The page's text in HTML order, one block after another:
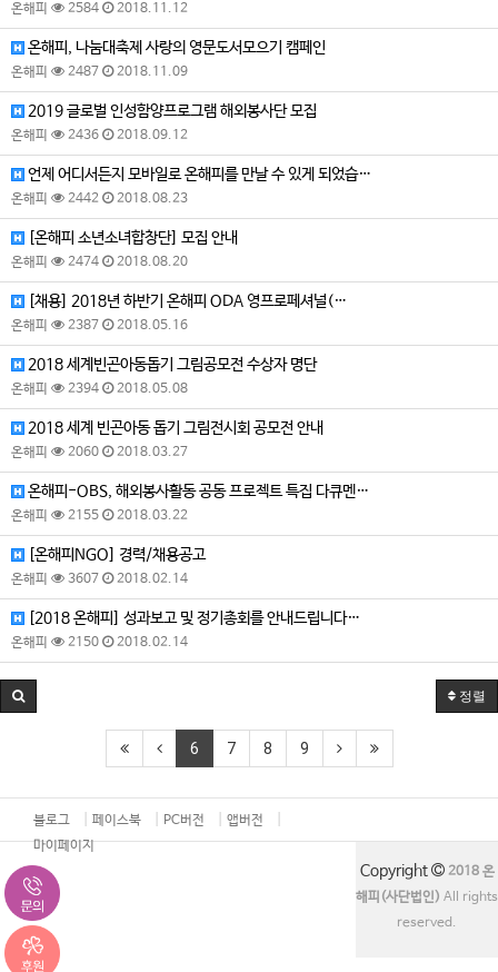
온해피 2584 2018.11.12
온해피, 나눔대축제 사랑의 영문도서모으기 캠페인
온해피 2487 2018.11.09
2019 글로벌 인성함양프로그램 해외봉사단 모집
온해피 2436 2018.09.12
언제 어디서든지 모바일로 온해피를 만날 수 있게 되었습…
온해피 2442 2018.08.23
[온해피 소년소녀합창단] 모집 안내
온해피 2474 2018.08.20
[채용] 2018년 하반기 온해피 ODA 영프로페셔널(…
온해피 2387 2018.05.16
2018 세계빈곤아동돕기 그림공모전 수상자 명단
온해피 2394 2018.05.08
2018 세계 빈곤아동 돕기 그림전시회 공모전 안내
온해피 2060 2018.03.27
온해피-OBS, 해외봉사활동 공동 프로젝트 특집 다큐멘…
온해피 2155 2018.03.22
[온해피NGO] 경력/채용공고
온해피 3607 2018.02.14
[2018 온해피] 성과보고 및 정기총회를 안내드립니다…
온해피 2150 2018.02.14
정렬
6 7 8 9
블로그 페이스북 PC버전
앱버전
마이페이지
Copyright
2018 온
해피(사단법인) All rights
reserved.